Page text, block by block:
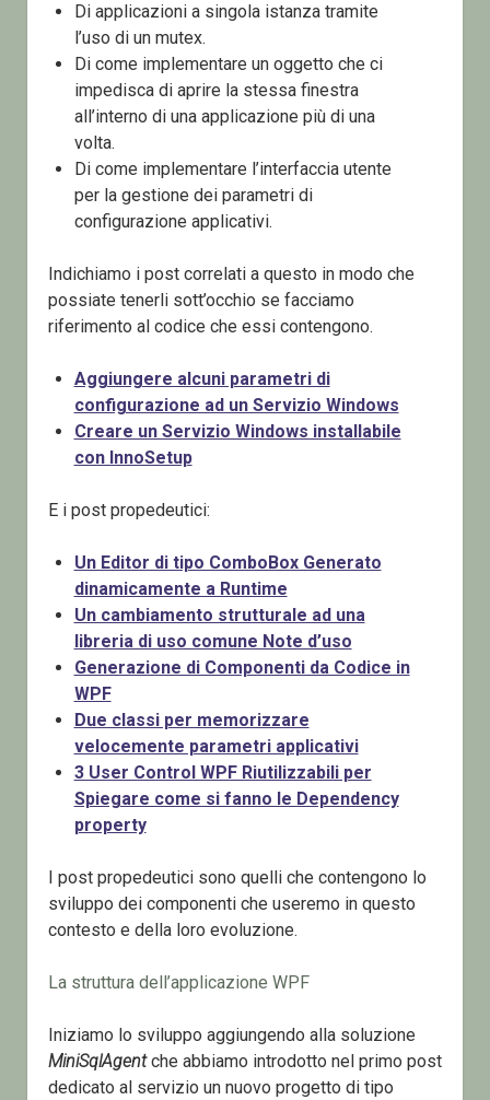
Di applicazioni a singola istanza tramite
l’uso di un mutex.
Di come implementare un oggetto che ci
impedisca di aprire la stessa finestra
all’interno di una applicazione più di una
volta.
Di come implementare l’interfaccia utente
per la gestione dei parametri di
configurazione applicativi.
Indichiamo i post correlati a questo in modo che
possiate tenerli sott’occhio se facciamo
riferimento al codice che essi contengono.
Aggiungere alcuni parametri di
configurazione ad un Servizio Windows
Creare un Servizio Windows installabile
con InnoSetup
E i post propedeutici:
Un Editor di tipo ComboBox Generato
dinamicamente a Runtime
Un cambiamento strutturale ad una
libreria di uso comune Note d’uso
Generazione di Componenti da Codice in
WPF
Due classi per memorizzare
velocemente parametri applicativi
3 User Control WPF Riutilizzabili per
Spiegare come si fanno le Dependency
property
I post propedeutici sono quelli che contengono lo
sviluppo dei componenti che useremo in questo
contesto e della loro evoluzione.
La struttura dell’applicazione WPF
Iniziamo lo sviluppo aggiungendo alla soluzione
MiniSqlAgentche abbiamo introdotto nel primo post
dedicato al servizio un nuovo progetto di tipo